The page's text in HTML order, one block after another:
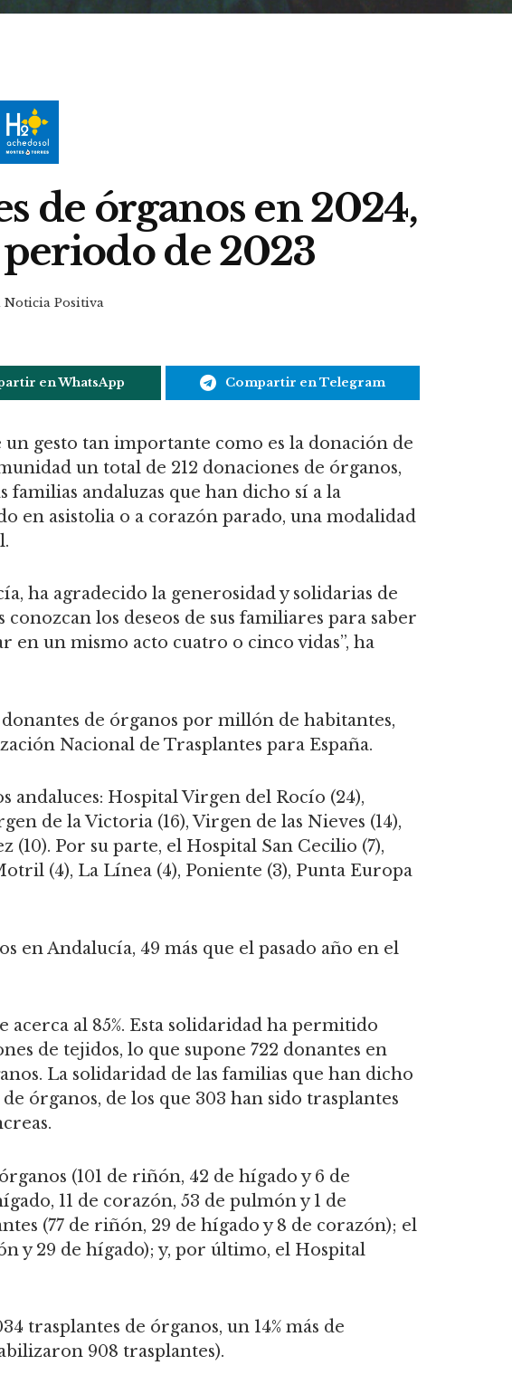
de órganos en 2024,
de 2023
Noticia Positiva
en WhatsApp Compartir en Telegram
gesto tan importante como es la donación de
un total de 212 donaciones de órganos,
familias andaluzas que han dicho sí a la
en asistolia o a corazón parado, una modalidad
ha agradecido la generosidad y solidarias de
los deseos de sus familiares para saber
en un mismo acto cuatro o cinco vidas”, ha
de órganos por millón de habitantes,
Nacional de Trasplantes para España.
andaluces: Hospital Virgen del Rocío (24),
de la Victoria (16), Virgen de las Nieves (14),
(10). Por su parte, el Hospital San Cecilio (7),
(4), La Línea (4), Poniente (3), Punta Europa
en Andalucía, 49 más que el pasado año en el
al 85%. Esta solidaridad ha permitido
de tejidos, lo que supone 722 donantes en
La solidaridad de las familias que han dicho
órganos, de los que 303 han sido trasplantes
(101 de riñón, 42 de hígado y 6 de
11 de corazón, 53 de pulmón y 1 de
(77 de riñón, 29 de hígado y 8 de corazón); el
y 29 de hígado); y, por último, el Hospital
trasplantes de órganos, un 14% más de
908 trasplantes).